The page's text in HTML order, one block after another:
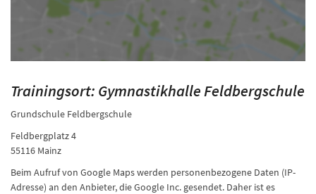
Trainingsort: Gymnastikhalle Feldbergschule
Grundschule Feldbergschule
Feldbergplatz 4
55116 Mainz
Beim Aufruf von Google Maps werden personenbezogene Daten (IP-
Adresse) an den Anbieter, die Google Inc. gesendet. Daher ist es